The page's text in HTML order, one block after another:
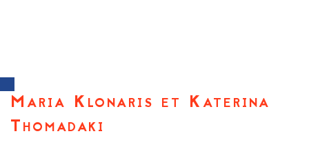
Maria Klonaris et Katerina
Thomadaki